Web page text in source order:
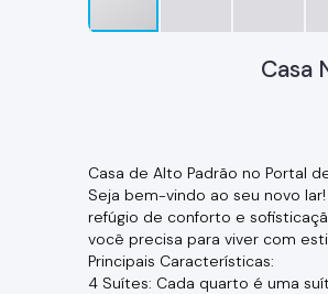
Casa
Casa de Alto Padrão no Portal
Seja bem-vindo ao seu novo
refúgio de conforto e
você precisa para viver com
Principais Características:
4 Suítes: Cada quarto é uma